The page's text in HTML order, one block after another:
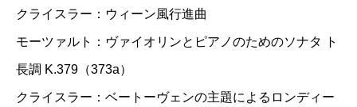
クライスラー：ウィーン風行進曲
モーツァルト：ヴァイオリンとピアノのためのソナタ ト
長調 K.379（373a）
クライスラー：ベートーヴェンの主題によるロンディー